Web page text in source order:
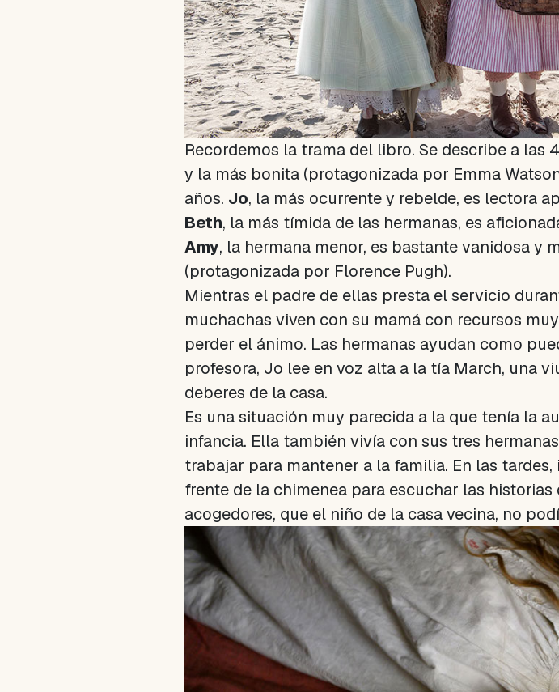
Recordemos la trama del libro. Se describe a las
y la más bonita (protagonizada por Emma
años. Jo, la más ocurrente y rebelde, es lectora
Beth, la más tímida de las hermanas, es
Amy, la hermana menor, es bastante vanidosa y
(protagonizada por Florence Pugh).
Mientras el padre de ellas presta el servicio
muchachas viven con su mamá con recursos
perder el ánimo. Las hermanas ayudan como
profesora, Jo lee en voz alta a la tía March, una
deberes de la casa.
Es una situación muy parecida a la que tenía la
infancia. Ella también vivía con sus tres
trabajar para mantener a la familia. En las
frente de la chimenea para escuchar las
acogedores, que el niño de la casa vecina, no